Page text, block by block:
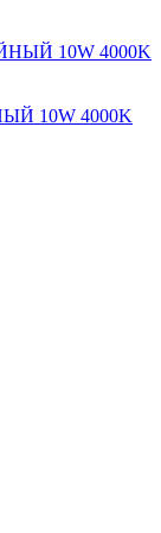
10W 4000K